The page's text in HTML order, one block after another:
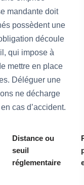
mandante doit
possèdent une
découle
qui impose à
mettre en place
Déléguer une
ne décharge
cas d’accident.
Distance ou
seuil
réglementaire